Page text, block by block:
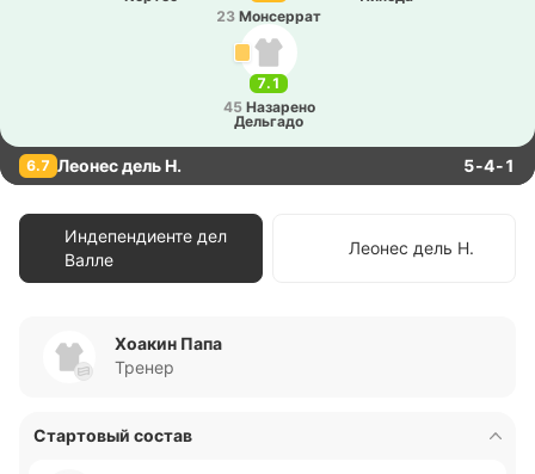
7.1
45 На­за­ре­но
Де­льга­до
23 Мо­нсе­ррат
6.7 Леонес дель Н. 5-4-1
Индепендиенте дел
Валле
Леонес дель Н.
Хоакин Папа
Тренер
Стартовый состав